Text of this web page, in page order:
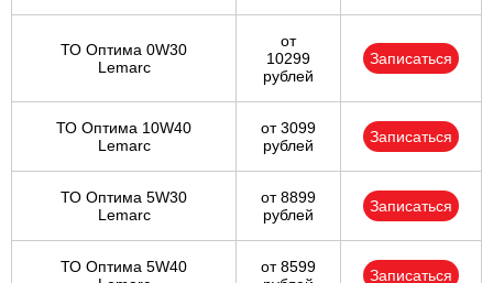
ТО Оптима 0W30
Lemarc
от
10299
рублей
Записаться
ТО Оптима 10W40
Lemarc
от 3099
рублей
Записаться
ТО Оптима 5W30
Lemarc
от 8899
рублей
Записаться
ТО Оптима 5W40
от 8599
Записаться